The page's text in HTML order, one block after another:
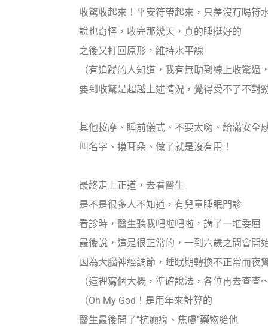
收驚收起來！平安符帶起來，只差沒有喝符
說也奇怪，收完那幾天，真的睡挺好的
之後又打回原形，維持水平線
（有追蹤的人知道，我有無助到線上收驚過，
要到收驚是超越上述情況，覺得受不了不對勁
其他按摩、睡前儀式、不要太嗨、給滿安全
叫名字、摸耳朵、做了就是沒有用！
最終走上正道，去看醫生
是不是很多人不知道，有兒童睡眠門診
看診時，醫生聽我吧啦吧啦，講了一堆委屈
最後說，這是很正常的，一到六歲之間會開
因為大腦神經調節，睡眠期轉換不正常而夜
（這裡寫個大概，準確說法，各位再去查查
（Oh My God！是用年來計算的
醫生最後開了‘’抗癲癇、焦慮‘’藥物給他